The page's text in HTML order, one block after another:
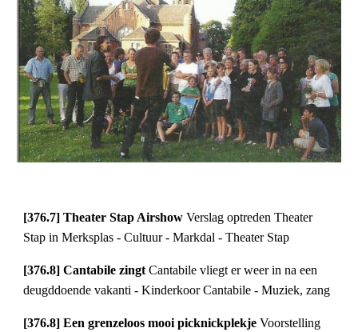
[376.7] Theater Stap AirshowVerslag optreden Theater
Stap in Merksplas - Cultuur - Markdal - Theater Stap
[376.8] Cantabile zingtCantabile vliegt er weer in na een
deugddoende vakanti - Kinderkoor Cantabile - Muziek, zang
[376.8] Een grenzeloos mooi picknickplekjeVoorstelling